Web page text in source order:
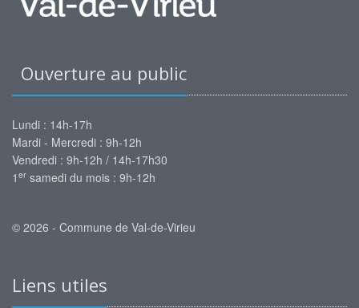
Ouverture au public
Lundi : 14h-17h
Mardi - Mercredi : 9h-12h
Vendredi : 9h-12h / 14h-17h30
1 er samedi du mois : 9h-12h
© 2026 - Commune de Val-de-Virieu
Liens utiles